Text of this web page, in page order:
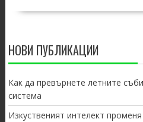
НОВИ ПУБЛИКАЦИИ
Как да превърнете летните
система
Изкуственият интелект